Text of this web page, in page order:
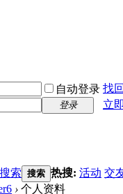
自动登录 找
登录
立
搜索 搜索 热搜: 活动 交
› 个人资料